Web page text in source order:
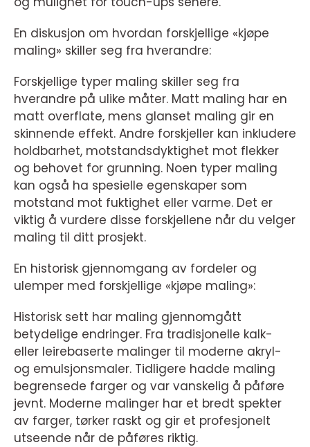
En diskusjon om hvordan forskjellige «kjøpe
maling» skiller seg fra hverandre:
Forskjellige typer maling skiller seg fra
hverandre på ulike måter. Matt maling har en
matt overflate, mens glanset maling gir en
skinnende effekt. Andre forskjeller kan inkludere
holdbarhet, motstandsdyktighet mot flekker
og behovet for grunning. Noen typer maling
kan også ha spesielle egenskaper som
motstand mot fuktighet eller varme. Det er
viktig å vurdere disse forskjellene når du velger
maling til ditt prosjekt.
En historisk gjennomgang av fordeler og
ulemper med forskjellige «kjøpe maling»:
Historisk sett har maling gjennomgått
betydelige endringer. Fra tradisjonelle kalk-
eller leirebaserte malinger til moderne akryl-
og emulsjonsmaler. Tidligere hadde maling
begrensede farger og var vanskelig å påføre
jevnt. Moderne malinger har et bredt spekter
av farger, tørker raskt og gir et profesjonelt
utseende når de påføres riktig.